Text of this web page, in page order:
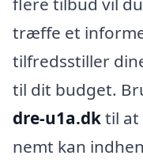
træffe et
tilfredsstiller
til dit budget.
dre-u1a.dktil at
nemt kan